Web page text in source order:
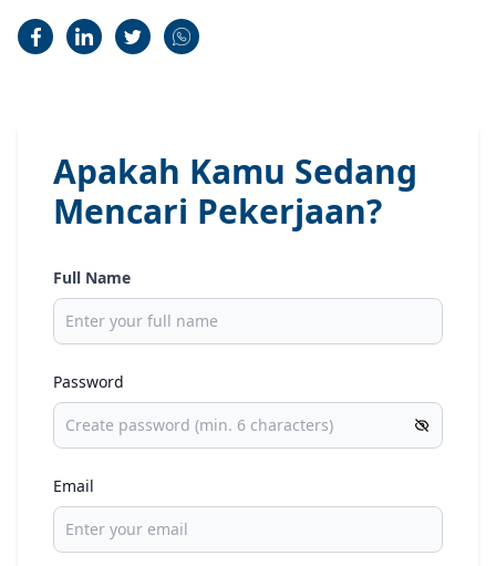
Apakah Kamu Sedang
Mencari Pekerjaan?
Full Name
Password
Email